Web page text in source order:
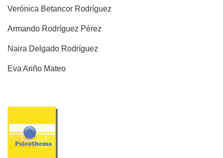
Verónica Betancor Rodríguez
Armando Rodríguez Pérez
Naira Delgado Rodríguez
Eva Ariño Mateo